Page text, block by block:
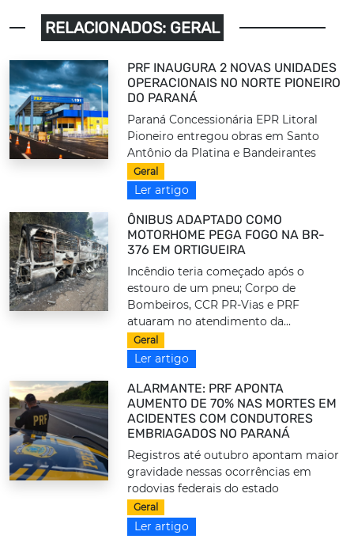
RELACIONADOS: GERAL
PRF INAUGURA 2 NOVAS UNIDADES
OPERACIONAIS NO NORTE PIONEIRO
DO PARANÁ
Paraná Concessionária EPR Litoral
Pioneiro entregou obras em Santo
Antônio da Platina e Bandeirantes
Geral
Ler artigo
ÔNIBUS ADAPTADO COMO
MOTORHOME PEGA FOGO NA BR-
376 EM ORTIGUEIRA
Incêndio teria começado após o
estouro de um pneu; Corpo de
Bombeiros, CCR PR-Vias e PRF
atuaram no atendimento da...
Geral
Ler artigo
ALARMANTE: PRF APONTA
AUMENTO DE 70% NAS MORTES EM
ACIDENTES COM CONDUTORES
EMBRIAGADOS NO PARANÁ
Registros até outubro apontam maior
gravidade nessas ocorrências em
rodovias federais do estado
Geral
Ler artigo